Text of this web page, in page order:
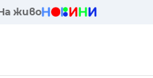
живо